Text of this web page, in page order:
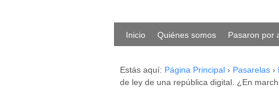
Inicio Quiénes somos Pasaron por
Estás aquí: Página Principal › Pasarelas ›
de ley de una república digital. ¿En